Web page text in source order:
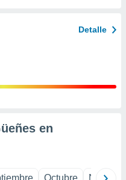
Detalle
en
Octubre